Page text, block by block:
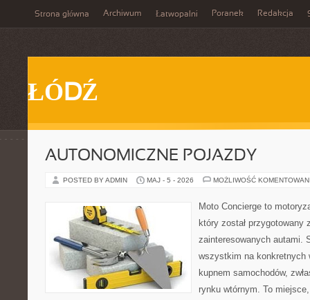
Strona główna Archiwum Łatwopalni Poranek Redakcja
ŁÓDŹ
AUTONOMICZNE POJAZDY
POSTED BY ADMIN MAJ - 5 - 2026 MOŻLIWOŚĆ
Moto Concierge to
który został przygotowany
zainteresowanych autami.
wszystkim na konkretnych
kupnem samochodów,
rynku wtórnym. To